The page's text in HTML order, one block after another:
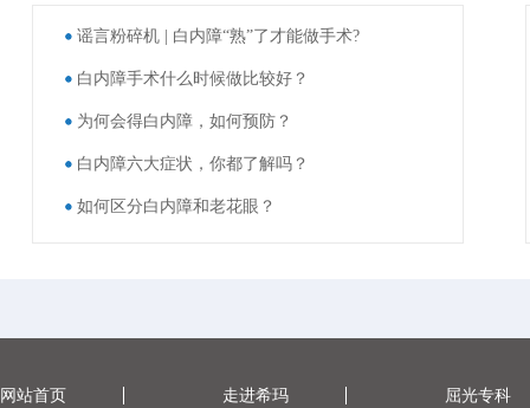
谣言粉碎机 | 白内障“熟”了才能做手术?
白内障手术什么时候做比较好？
为何会得白内障，如何预防？
白内障六大症状，你都了解吗？
如何区分白内障和老花眼？
网站首页 走进希玛 屈光专科